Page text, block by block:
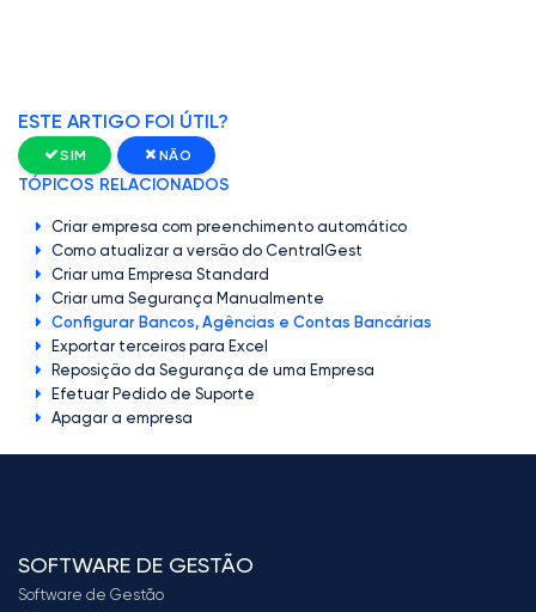
TÓPICOS RELACIONADOS
Criar empresa com preenchimento automático
Como atualizar a versão do CentralGest
Criar uma Empresa Standard
Criar uma Segurança Manualmente
Configurar Bancos, Agências e Contas Bancárias
Exportar terceiros para Excel
Reposição da Segurança de uma Empresa
Efetuar Pedido de Suporte
Apagar a empresa
ESTE ARTIGO FOI ÚTIL?
SIM NÃO
SOFTWARE DE GESTÃO
Software de Gestão